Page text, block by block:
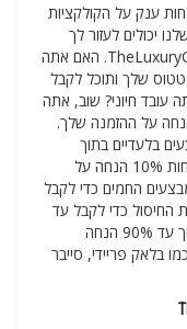
ענק על הקולקציות
יכולים לעזור לך
לחסוך יותר כאשר אתה מזמין מ-TheLuxuryCloset.com. האם אתה
את הסטטוס שלך ותוכל לקבל
אתה עובד חיוני? שוב, אתה
לבדוק את הסטטוס שלך ותקבל 10% הנחה על ההזמנה שלך.
בלעדיים בתוך
האפליקציה או הירשם לניוזלטר כדי לקבל לפחות 10% הנחה על
החמים כדי לקבל
החיסול כדי לקבל עד
95% הנחה על קווים נבחרים. ואתה יכול לחסוך עד 90% הנחה
בלאק פריידי, סייבר